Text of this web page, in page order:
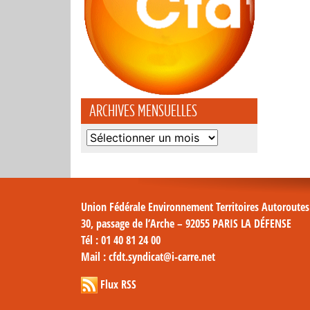
ARCHIVES MENSUELLES
Archives
Union Fédérale Environnement Territoires
30, passage de l’Arche – 92055 PARIS LA DÉFENSE
Tél : 01 40 81 24 00
Mail : cfdt.syndicat@i-carre.net
Flux RSS